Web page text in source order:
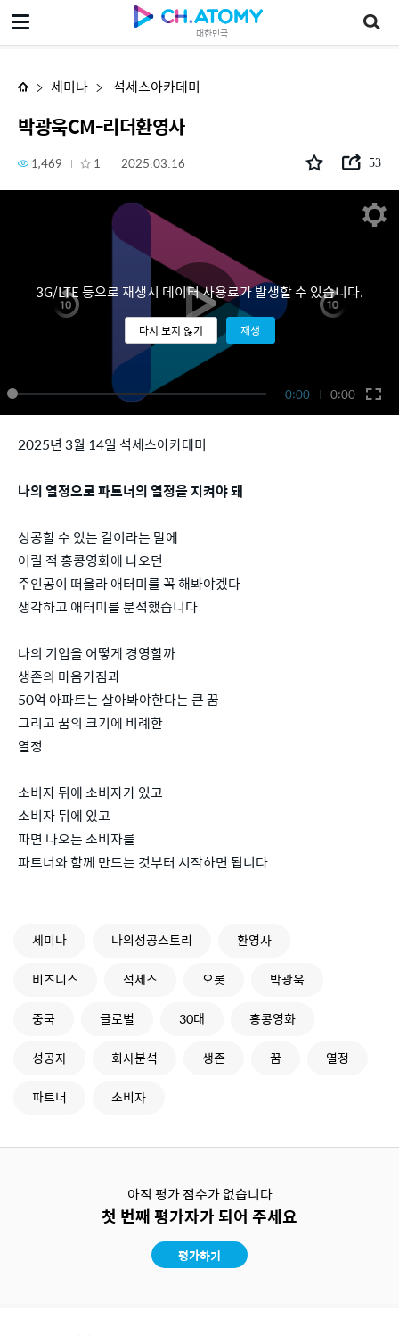
대한민국
박광욱CM-리더환영사
세미나 석세스아카데미
박광욱CM-리더환영사
1,469 1 2025.03.16 53
0:00 0:00
3G/LTE 등으로 재생시 데이터 사용료가 발생할 수 있습니다.
다시 보지 않기 재생
2025년 3월 14일 석세스아카데미
나의 열정으로 파트너의 열정을 지켜야 돼
성공할 수 있는 길이라는 말에
어릴 적 홍콩영화에 나오던
주인공이 떠올라 애터미를 꼭 해봐야겠다
생각하고 애터미를 분석했습니다
나의 기업을 어떻게 경영할까
생존의 마음가짐과
50억 아파트는 살아봐야한다는 큰 꿈
그리고 꿈의 크기에 비례한
열정
소비자 뒤에 소비자가 있고
소비자 뒤에 있고
파면 나오는 소비자를
파트너와 함께 만드는 것부터 시작하면 됩니다
세미나 나의성공스토리
환영사
비즈니스
석세스 오롯
박광욱
중국
글로벌 30대
홍콩영화
성공자
회사분석 생존 꿈
열정
파트너
소비자
아직 평가 점수가 없습니다
첫 번째 평가자가 되어 주세요
평가하기